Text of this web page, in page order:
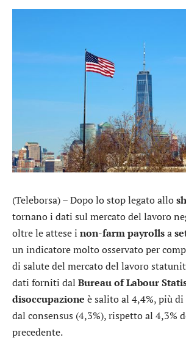
(Teleborsa) – Dopo lo stop legato allo
tornano i dati sul mercato del lavoro
oltre le attese i non-farm payrollsa
un indicatore molto osservato per
di salute del mercato del lavoro
dati forniti dal Bureau of Labour
disoccupazione è salito al 4,4%, più
dal consensus (4,3%), rispetto al 4,3%
precedente.